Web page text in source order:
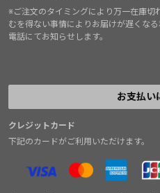
※ご注文のタイミングにより万一在庫切
むを得ない事情によりお届けが遅くな
電話にてお知らせします。
お支払い
クレジットカード
下記のカードがご利用いただけます。